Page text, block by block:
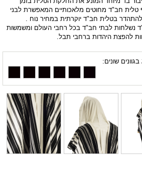
טלית חב"ד מחוטים מלאכותיים המאפשרת לבני
בטלית חב"ד יוקרתית במחיר נוח .
נשלחות לבתי חב"ד בכל רחבי העולם ומשמשות
להפצת היהדות ברחבי תבל.
שונים: